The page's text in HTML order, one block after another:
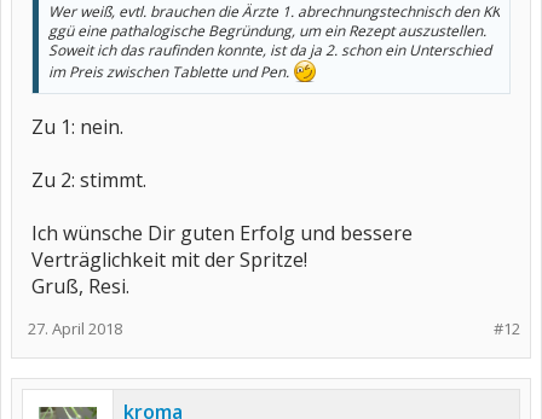
Wer weiß, evtl. brauchen die Ärzte 1. abrechnungstechnisch den KK
ggü eine pathalogische Begründung, um ein Rezept auszustellen.
Soweit ich das raufinden konnte, ist da ja 2. schon ein Unterschied
im Preis zwischen Tablette und Pen.
Zu 1: nein.
Zu 2: stimmt.
Ich wünsche Dir guten Erfolg und bessere
Verträglichkeit mit der Spritze!
Gruß, Resi.
#12
27. April 2018
kroma